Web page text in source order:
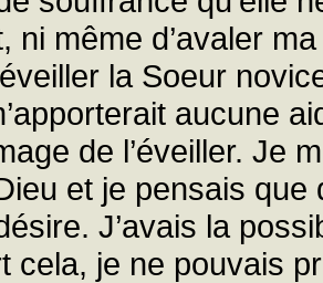
ni même d’avaler
la Soeur
aucune
de l’éveiller. Je
et je pensais
J’avais la
cela, je ne pouvais